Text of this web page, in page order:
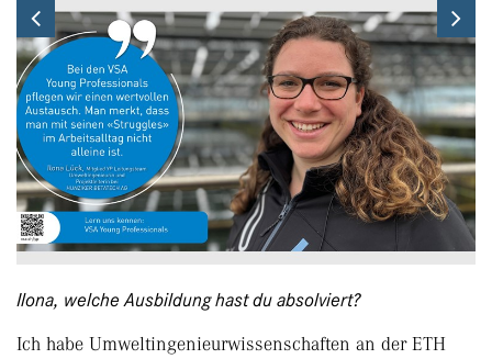
Previous
Ilona, welche Ausbildung hast du absolviert?
Ich habe Umweltingenieurwissenschaften an der ETH